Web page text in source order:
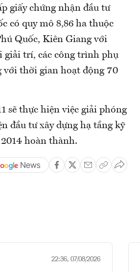
giấy chứng nhận đầu tư
có quy mô 8,86 ha thuộc
Quốc, Kiên Giang với
giải trí, các công trình phụ
với thời gian hoạt động 70
sẽ thực hiện việc giải phóng
đầu tư xây dựng hạ tầng kỹ
hoàn thành.
22:36, 07/08/2026